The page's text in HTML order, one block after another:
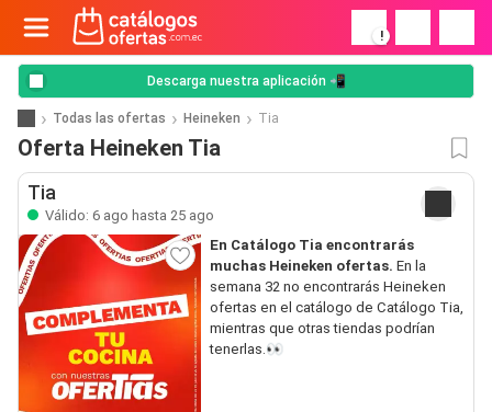
!
Descarga nuestra aplicación 📲
Todas las ofertas Heineken Tia
Oferta Heineken Tia
Tia
Válido: 6 ago hasta 25 ago
En Catálogo Tia encontrarás
muchas Heineken ofertas. En la
semana 32 no encontrarás Heineken
ofertas en el catálogo de Catálogo Tia,
mientras que otras tiendas podrían
tenerlas.👀